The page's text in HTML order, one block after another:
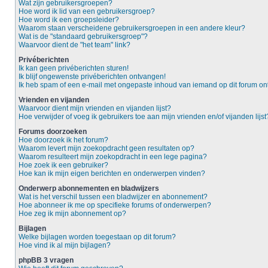
Wat zijn gebruikersgroepen?
Hoe word ik lid van een gebruikersgroep?
Hoe word ik een groepsleider?
Waarom staan verscheidene gebruikersgroepen in een andere kleur?
Wat is de "standaard gebruikersgroep"?
Waarvoor dient de "het team" link?
Privéberichten
Ik kan geen privéberichten sturen!
Ik blijf ongewenste privéberichten ontvangen!
Ik heb spam of een e-mail met ongepaste inhoud van iemand op dit forum
Vrienden en vijanden
Waarvoor dient mijn vrienden en vijanden lijst?
Hoe verwijder of voeg ik gebruikers toe aan mijn vrienden en/of vijanden
Forums doorzoeken
Hoe doorzoek ik het forum?
Waarom levert mijn zoekopdracht geen resultaten op?
Waarom resulteert mijn zoekopdracht in een lege pagina?
Hoe zoek ik een gebruiker?
Hoe kan ik mijn eigen berichten en onderwerpen vinden?
Onderwerp abonnementen en bladwijzers
Wat is het verschil tussen een bladwijzer en abonnement?
Hoe abonneer ik me op specifieke forums of onderwerpen?
Hoe zeg ik mijn abonnement op?
Bijlagen
Welke bijlagen worden toegestaan op dit forum?
Hoe vind ik al mijn bijlagen?
phpBB 3 vragen